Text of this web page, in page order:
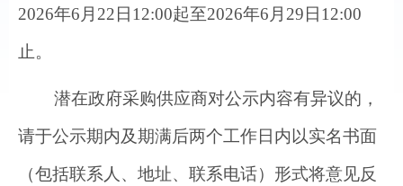
2026年6 月22 日 1 2:00起至2026年6 月 29 日 1 2:00
止。
潜在政府采购供应商对公示内容有异议的，
请于公示期内及期满后两个工作日内以实名书面
（包括联系人、地址、联系电话）形式将意见反